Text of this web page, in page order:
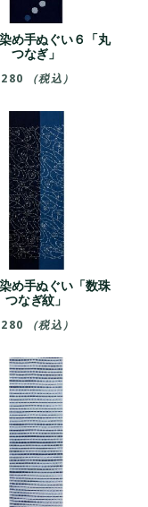
め手ぬぐい６「丸
つなぎ」
（税込）
め手ぬぐい「数珠
つなぎ紋」
（税込）